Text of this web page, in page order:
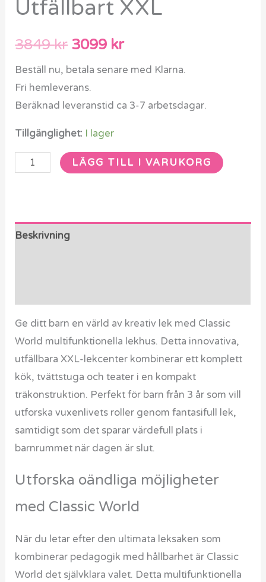
Utfällbart XXL
3849kr 3099 kr
Beställ nu, betala senare med Klarna.
Fri hemleverans.
Beräknad leveranstid ca 3-7 arbetsdagar.
Tillgänglighet: I lager
LÄGG TILL I VARUKORG
Beskrivning
Ge ditt barn en värld av kreativ lek med Classic
World multifunktionella lekhus. Detta innovativa,
utfällbara XXL-lekcenter kombinerar ett komplett
kök, tvättstuga och teater i en kompakt
träkonstruktion. Perfekt för barn från 3 år som vill
utforska vuxenlivets roller genom fantasifull lek,
samtidigt som det sparar värdefull plats i
barnrummet när dagen är slut.
Utforska oändliga möjligheter
med Classic World
När du letar efter den ultimata leksaken som
kombinerar pedagogik med hållbarhet är Classic
World det självklara valet. Detta multifunktionella